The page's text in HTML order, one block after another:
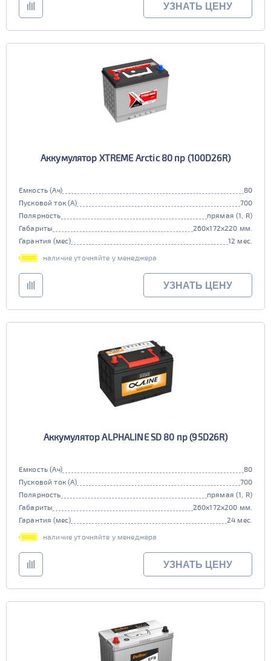
УЗНАТЬ ЦЕНУ
Аккумулятор XTREME Arctic 80 пр (100D26R)
Емкость (Ач)
80
Пусковой ток (А)
700
Полярность
прямая (1, R)
Габариты
260x172x220 мм.
Гарантия (мес)
12 мес.
наличие уточняйте у менеджера
УЗНАТЬ ЦЕНУ
Аккумулятор ALPHALINE SD 80 пр (95D26R)
Емкость (Ач)
80
Пусковой ток (А)
700
Полярность
прямая (1, R)
Габариты
260x172x200 мм.
Гарантия (мес)
24 мес.
наличие уточняйте у менеджера
УЗНАТЬ ЦЕНУ